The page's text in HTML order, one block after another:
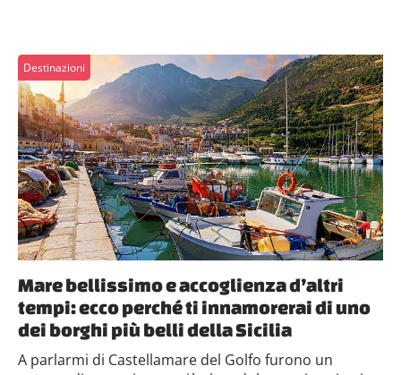
Destinazioni
Mare bellissimo e accoglienza d’altri
tempi: ecco perché ti innamorerai di uno
dei borghi più belli della Sicilia
A parlarmi di Castellamare del Golfo furono un